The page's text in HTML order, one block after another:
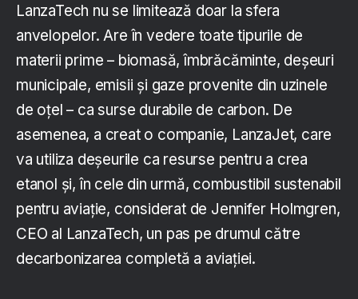
LanzaTech nu se limitează doar la sfera
anvelopelor. Are în vedere toate tipurile de
materii prime – biomasă, îmbrăcăminte, deșeuri
municipale, emisii și gaze provenite din uzinele
de oțel – ca surse durabile de carbon. De
asemenea, a creat o companie, LanzaJet, care
va utiliza deșeurile ca resurse pentru a crea
etanol și, în cele din urmă, combustibil sustenabil
pentru aviație, considerat de Jennifer Holmgren,
CEO al LanzaTech, un pas pe drumul către
decarbonizarea completă a aviației.